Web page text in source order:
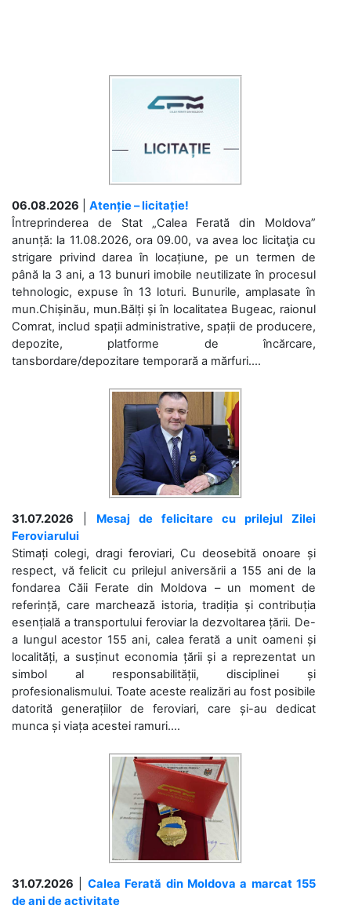
06.08.2026
Atenție – licitație!
Întreprinderea de Stat „Calea Ferată din Moldova”
anunță: la 11.08.2026, ora 09.00, va avea loc licitaţia cu
strigare privind darea în locațiune, pe un termen de
până la 3 ani, a 13 bunuri imobile neutilizate în procesul
tehnologic, expuse în 13 loturi. Bunurile, amplasate în
mun.Chișinău, mun.Bălți și în localitatea Bugeac, raionul
Comrat, includ spații administrative, spații de producere,
depozite, platforme de încărcare,
tansbordare/depozitare temporară a mărfuri....
31.07.2026
Mesaj de felicitare cu prilejul Zilei
Feroviarului
Stimați colegi, dragi feroviari, Cu deosebită onoare și
respect, vă felicit cu prilejul aniversării a 155 ani de la
fondarea Căii Ferate din Moldova – un moment de
referință, care marchează istoria, tradiția și contribuția
esențială a transportului feroviar la dezvoltarea țării. De-
a lungul acestor 155 ani, calea ferată a unit oameni și
localități, a susținut economia țării și a reprezentat un
simbol al responsabilității, disciplinei și
profesionalismului. Toate aceste realizări au fost posibile
datorită generațiilor de feroviari, care și-au dedicat
munca și viața acestei ramuri....
31.07.2026
Calea Ferată din Moldova a marcat 155
de ani de activitate